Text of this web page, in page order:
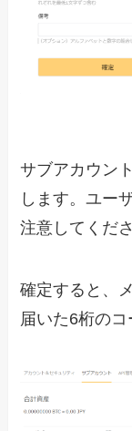
サブアカウン
します。ユー
注意してくださ
確定すると、
届いた6桁のコ